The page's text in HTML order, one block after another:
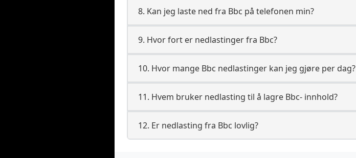
8. Kan jeg laste ned fra Bbc på telefonen min?
9. Hvor fort er nedlastinger fra Bbc?
10. Hvor mange Bbc nedlastinger kan jeg gjøre per dag?
11. Hvem bruker nedlasting til å lagre Bbc- innhold?
12. Er nedlasting fra Bbc lovlig?